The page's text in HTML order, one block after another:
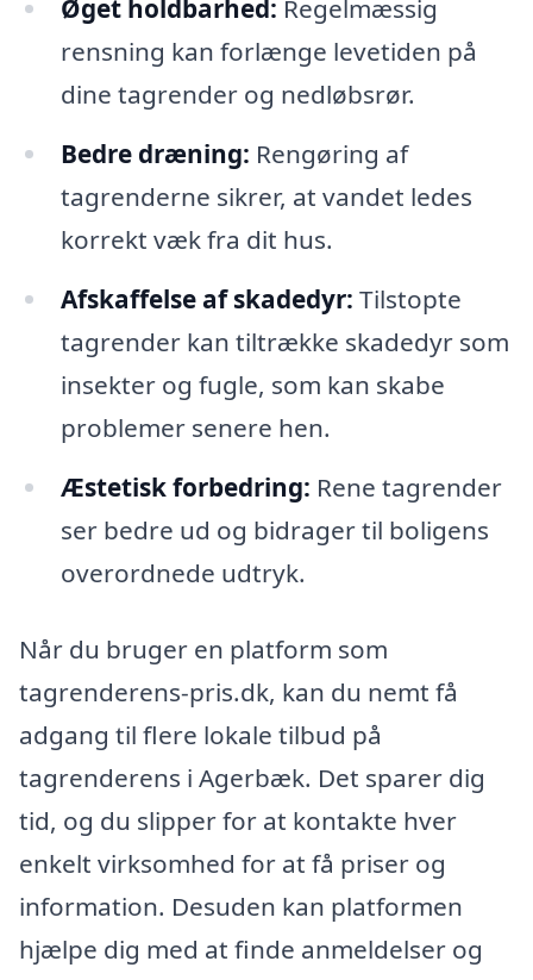
Øget holdbarhed: Regelmæssig
rensning kan forlænge levetiden på
dine tagrender og nedløbsrør.
Bedre dræning: Rengøring af
tagrenderne sikrer, at vandet ledes
korrekt væk fra dit hus.
Afskaffelse af skadedyr: Tilstopte
tagrender kan tiltrække skadedyr som
insekter og fugle, som kan skabe
problemer senere hen.
Æstetisk forbedring: Rene tagrender
ser bedre ud og bidrager til boligens
overordnede udtryk.
Når du bruger en platform som
tagrenderens-pris.dk, kan du nemt få
adgang til flere lokale tilbud på
tagrenderens i Agerbæk. Det sparer dig
tid, og du slipper for at kontakte hver
enkelt virksomhed for at få priser og
information. Desuden kan platformen
hjælpe dig med at finde anmeldelser og